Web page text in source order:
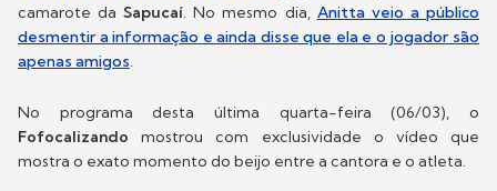
camarote daSapucaí. No mesmo dia, Anitta veio a público
desmentir a informação e ainda disse que ela e o jogador são
apenas amigos.
No programa desta última quarta-feira (06/03), o
Fofocalizando mostrou com exclusividade o vídeo que
mostra o exato momento do beijo entre a cantora e o atleta.